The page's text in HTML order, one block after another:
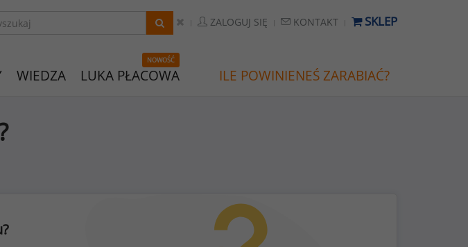
ZALOGUJ SIĘ KONTAKT SKLEP
WIEDZA
NOWOŚĆ
LUKA PŁACOWA ILE POWINIENEŚ ZARABIAĆ?